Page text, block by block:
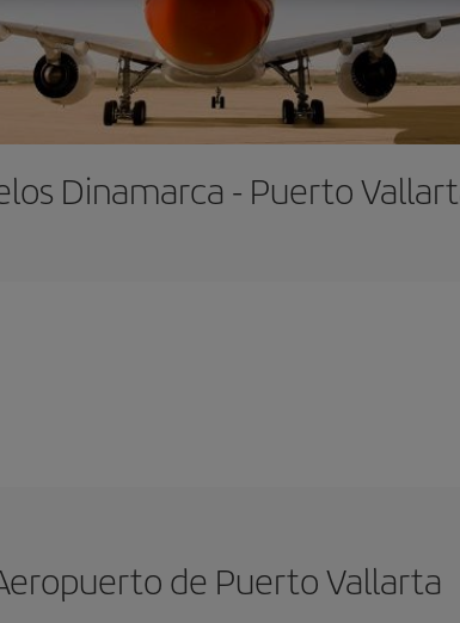
Dinamarca - Puerto
de Puerto Vallarta